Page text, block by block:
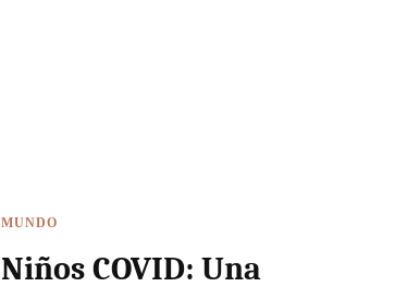
MUNDO
Niños COVID: Una